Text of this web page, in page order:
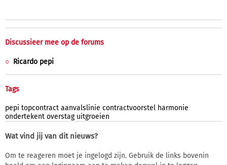
Discussieer mee op de forums
Ricardo pepi
Tags
pepi topcontract aanvalslinie contractvoorstel harmonie
ondertekent overstag uitgroeien
Wat vind jij van dit nieuws?
Om te reageren moet je ingelogd zijn. Gebruik de links bovenin